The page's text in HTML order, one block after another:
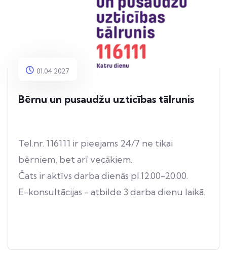
01.04.2027
Bērnu un pusaudžu uzticības tālrunis
Tel.nr. 116111 ir pieejams 24/7 ne tikai
bērniem, bet arī vecākiem.
Čats ir aktīvs darba dienās pl.12.00-20.00.
E-konsultācijas - atbilde 3 darba dienu laikā.